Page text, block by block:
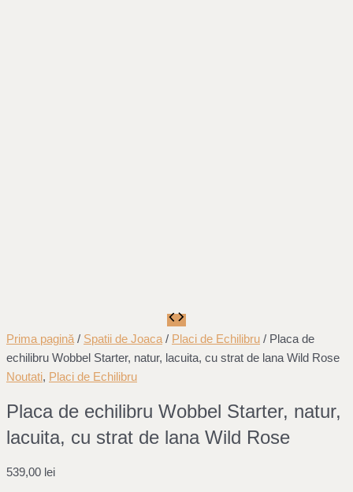
Prima pagină / Spatii de Joaca / Placi de Echilibru / Placa de
echilibru Wobbel Starter, natur, lacuita, cu strat de lana Wild Rose
Noutati, Placi de Echilibru
Placa de echilibru Wobbel Starter, natur,
lacuita, cu strat de lana Wild Rose
539,00 lei